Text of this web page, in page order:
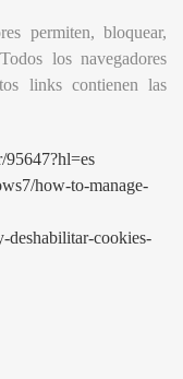
permiten, bloquear,
los navegadores
links contienen las
95647?hl=es
how-to-manage-
deshabilitar-cookies-